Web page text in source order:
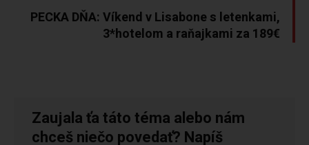
PECKA DŇA: Víkend v Lisabone s letenkami,
3*hotelom a raňajkami za 189€
Zaujala ťa táto téma alebo nám
chceš niečo povedať? Napíš